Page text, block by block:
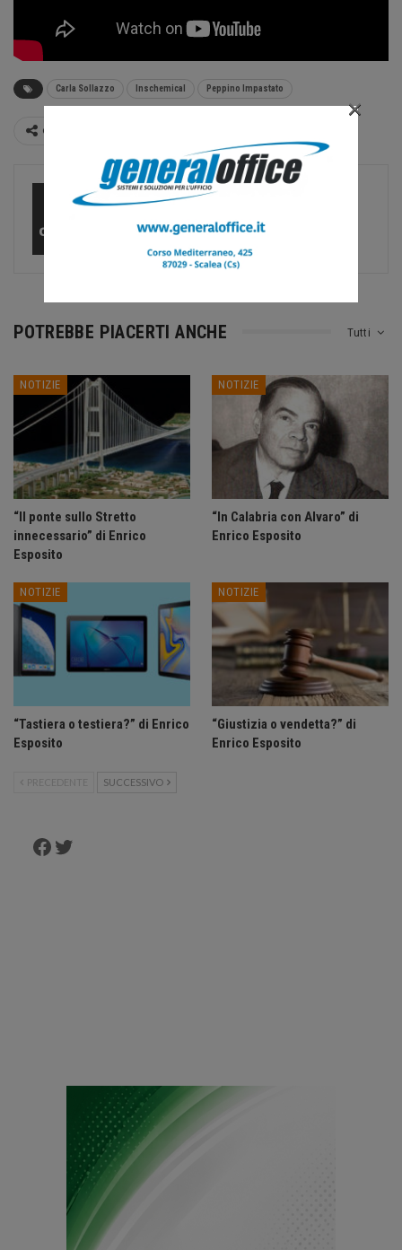
Carla Sollazzo Inschemical Peppino Impastato
Condividi
CalNews 27584 Posts
Tutti
POTREBBE PIACERTI ANCHE
NOTIZIE
“Il ponte sullo Stretto
innecessario” di Enrico
Esposito
NOTIZIE
“In Calabria con Alvaro” di
Enrico Esposito
NOTIZIE
“Tastiera o testiera?” di Enrico
Esposito
NOTIZIE
“Giustizia o vendetta?” di
Enrico Esposito
PRECEDENTE SUCCESSIVO
Facebook
Twitter
×